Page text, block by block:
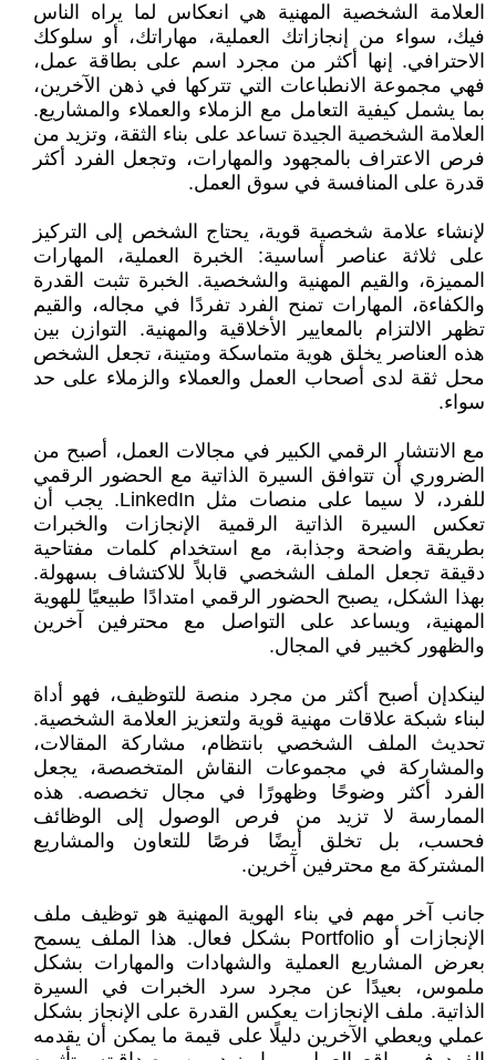
العلامة الشخصية المهنية هي انعكاس لما يراه الناس
فيك، سواء من إنجازاتك العملية، مهاراتك، أو سلوكك
الاحترافي. إنها أكثر من مجرد اسم على بطاقة عمل،
فهي مجموعة الانطباعات التي تتركها في ذهن الآخرين،
بما يشمل كيفية التعامل مع الزملاء والعملاء والمشاريع.
العلامة الشخصية الجيدة تساعد على بناء الثقة، وتزيد من
فرص الاعتراف بالمجهود والمهارات، وتجعل الفرد أكثر
قدرة على المنافسة في سوق العمل.
لإنشاء علامة شخصية قوية، يحتاج الشخص إلى التركيز
على ثلاثة عناصر أساسية: الخبرة العملية، المهارات
المميزة، والقيم المهنية والشخصية. الخبرة تثبت القدرة
والكفاءة، المهارات تمنح الفرد تفردًا في مجاله، والقيم
تظهر الالتزام بالمعايير الأخلاقية والمهنية. التوازن بين
هذه العناصر يخلق هوية متماسكة ومتينة، تجعل الشخص
محل ثقة لدى أصحاب العمل والعملاء والزملاء على حد
سواء.
مع الانتشار الرقمي الكبير في مجالات العمل، أصبح من
الضروري أن تتوافق السيرة الذاتية مع الحضور الرقمي
للفرد، لا سيما على منصات مثل LinkedIn. يجب أن
تعكس السيرة الذاتية الرقمية الإنجازات والخبرات
بطريقة واضحة وجذابة، مع استخدام كلمات مفتاحية
دقيقة تجعل الملف الشخصي قابلاً للاكتشاف بسهولة.
بهذا الشكل، يصبح الحضور الرقمي امتدادًا طبيعيًا للهوية
المهنية، ويساعد على التواصل مع محترفين آخرين
والظهور كخبير في المجال.
لينكدإن أصبح أكثر من مجرد منصة للتوظيف، فهو أداة
لبناء شبكة علاقات مهنية قوية ولتعزيز العلامة الشخصية.
تحديث الملف الشخصي بانتظام، مشاركة المقالات،
والمشاركة في مجموعات النقاش المتخصصة، يجعل
الفرد أكثر وضوحًا وظهورًا في مجال تخصصه. هذه
الممارسة لا تزيد من فرص الوصول إلى الوظائف
فحسب، بل تخلق أيضًا فرصًا للتعاون والمشاريع
المشتركة مع محترفين آخرين.
جانب آخر مهم في بناء الهوية المهنية هو توظيف ملف
الإنجازات أو Portfolio بشكل فعال. هذا الملف يسمح
بعرض المشاريع العملية والشهادات والمهارات بشكل
ملموس، بعيدًا عن مجرد سرد الخبرات في السيرة
الذاتية. ملف الإنجازات يعكس القدرة على الإنجاز بشكل
عملي ويعطي الآخرين دليلًا على قيمة ما يمكن أن يقدمه